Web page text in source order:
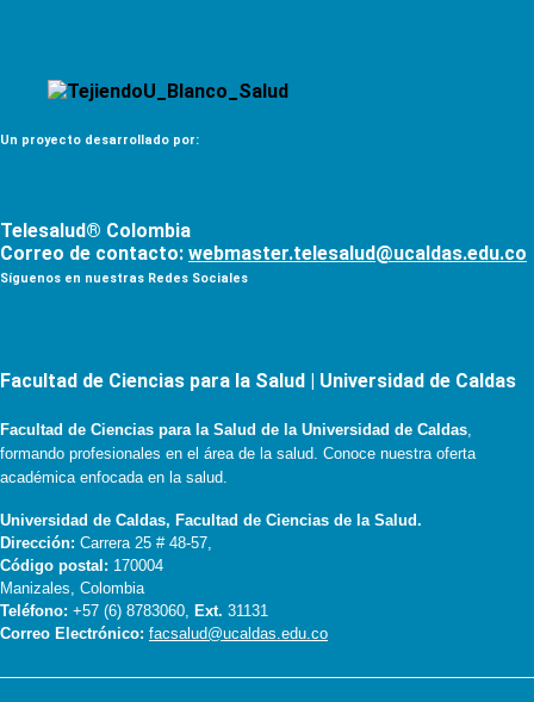
Un proyecto desarrollado por:
Telesalud® Colombia
Correo de contacto: webmaster.telesalud@ucaldas.edu.co
Síguenos en nuestras Redes Sociales
Facultad de Ciencias para la Salud | Universidad de Caldas
Facultad de Ciencias para la Salud de la Universidad de Caldas,
formando profesionales en el área de la salud. Conoce nuestra oferta
académica enfocada en la salud.
Universidad de Caldas, Facultad de Ciencias de la Salud.
Dirección: Carrera 25 # 48-57,
Código postal: 170004
Manizales, Colombia
Teléfono: +57 (6) 8783060, Ext. 31131
Correo Electrónico: facsalud@ucaldas.edu.co